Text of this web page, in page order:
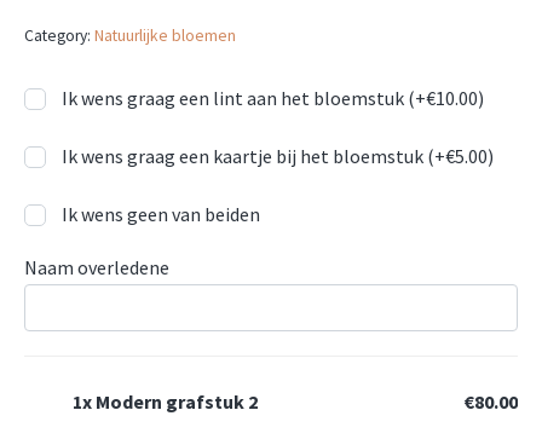
Category: Natuurlijke bloemen
Ik wens graag een lint aan het bloemstuk (+€10.00)
Ik wens graag een kaartje bij het bloemstuk (+€5.00)
Ik wens geen van beiden
Naam overledene
1x Modern grafstuk 2 €80.00